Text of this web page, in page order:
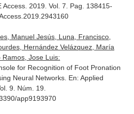
Access. 2019. Vol. 7. Pag. 138415-
Manuel Jesús, Luna, Francisco,
Hernández Velázquez, María
Ramos, Jose Luis:
for Recognition of Foot Pronation
Neural Networks. En: Applied
9. Núm. 19.
app9193970